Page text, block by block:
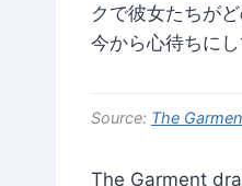
クで彼女たちが
今から心待ちにし
Source: The
The Garment